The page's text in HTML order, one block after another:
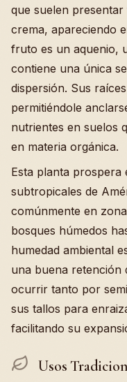
que suelen
crema, apareciendo
fruto es un aquenio,
contiene una única
dispersión. Sus
permitiéndole
nutrientes en suelos
en materia orgánica.
Esta planta prospera
subtropicales de
comúnmente en
bosques húmedos
humedad ambiental
una buena retención
ocurrir tanto por
sus tallos para
facilitando su
Usos